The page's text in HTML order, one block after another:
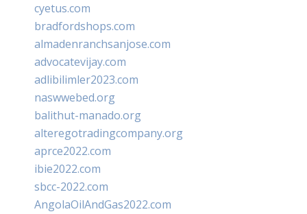
cyetus.com
bradfordshops.com
almadenranchsanjose.com
advocatevijay.com
adlibilimler2023.com
naswwebed.org
balithut-manado.org
alteregotradingcompany.org
aprce2022.com
ibie2022.com
sbcc-2022.com
AngolaOilAndGas2022.com